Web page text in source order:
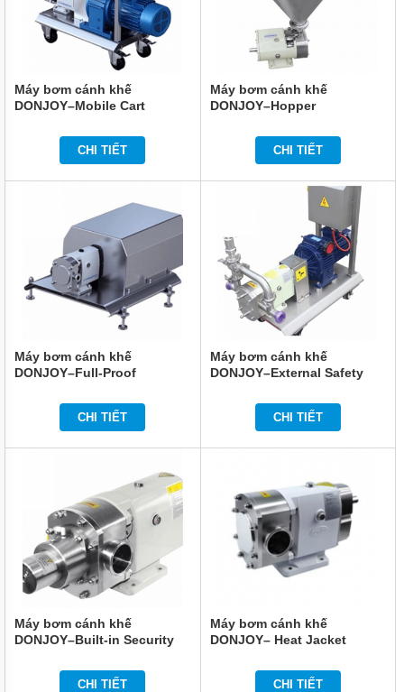
BƠM
BÁNH
MÁY
TIN
TỨC
SẢN
PHẨM
Máy bơm cánh khế
DONJOY–Mobile Cart
CHI TIẾT
Máy bơm cánh khế
DONJOY–Hopper
CHI TIẾT
Máy bơm cánh khế
DONJOY–Full-Proof
CHI TIẾT
Máy bơm cánh khế
DONJOY–External Safety
CHI TIẾT
Máy bơm cánh khế
DONJOY–Built-in Security
CHI TIẾT
Máy bơm cánh khế
DONJOY– Heat Jacket
CHI TIẾT